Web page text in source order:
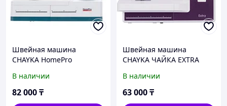
Швейная машина
CHAYKA HomePro
В наличии
82 000₸
Швейная машина
CHAYKA ЧАЙКА EXTRA
В наличии
63 000₸